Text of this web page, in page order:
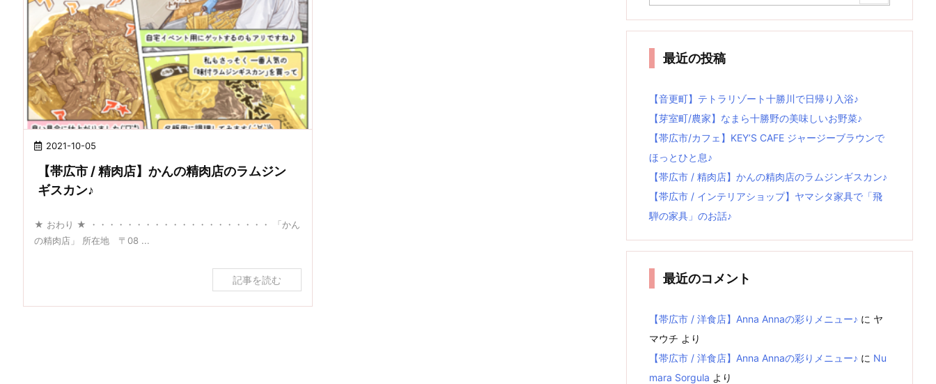
2021-10-05
【帯広市 / 精肉店】かんの精肉店のラムジン
ギスカン♪
★ おわり ★ ・・・・・・・・・・・・・・・・・・・・ 「かん
の精肉店」 所在地 〒08 ...
記事を読む
最近の投稿
【音更町】テトラリゾート十勝川で日帰り入浴♪
【芽室町/農家】なまら十勝野の美味しいお野菜♪
【帯広市/カフェ】KEY’S CAFE ジャージーブラウンで
ほっとひと息♪
【帯広市 / 精肉店】かんの精肉店のラムジンギスカン♪
【帯広市 / インテリアショップ】ヤマシタ家具で「飛
騨の家具」のお話♪
最近のコメント
【帯広市 / 洋食店】Anna Annaの彩りメニュー♪ に ヤ
マウチ より
【帯広市 / 洋食店】Anna Annaの彩りメニュー♪ に Nu
mara Sorgula より